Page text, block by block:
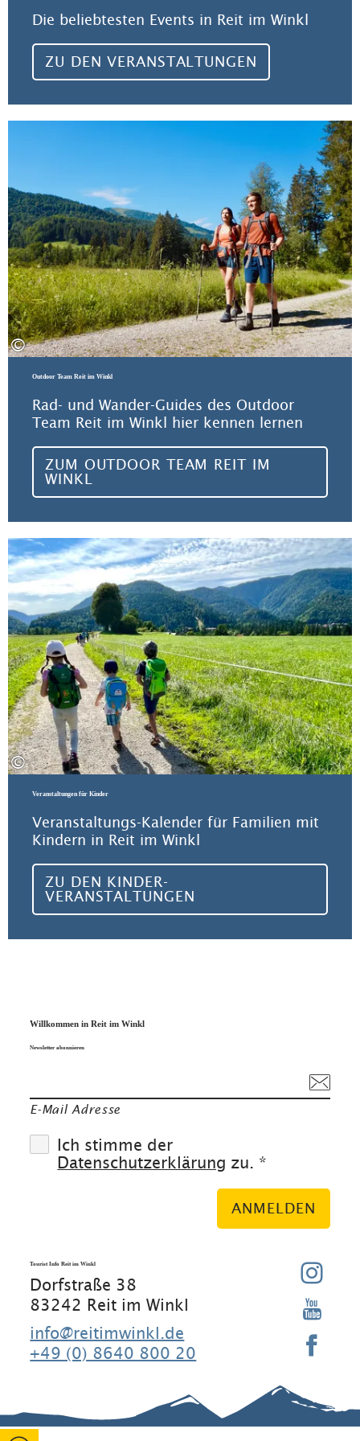
Die beliebtesten Events in Reit im Winkl
ZU DEN VERANSTALTUNGEN
©
Outdoor Team Reit im Winkl
Rad- und Wander-Guides des Outdoor
Team Reit im Winkl hier kennen lernen
ZUM OUTDOOR TEAM REIT IM
WINKL
©
Veranstaltungen für Kinder
Veranstaltungs-Kalender für Familien mit
Kindern in Reit im Winkl
ZU DEN KINDER-
VERANSTALTUNGEN
Willkommen in Reit im Winkl
Newsletter abonnieren
E-Mail Adresse
Ich stimme der
Datenschutzerklärung zu. *
ANMELDEN
Tourist Info Reit im Winkl
Dorfstraße 38
83242 Reit im Winkl
info@reitimwinkl.de
+49 (0) 8640 800 20
Gut zu wissen